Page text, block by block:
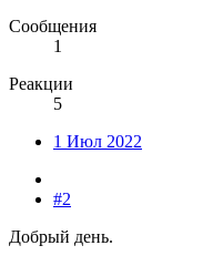
Сообщения
1
Реакции
5
1 Июл 2022
#2
Добрый день.